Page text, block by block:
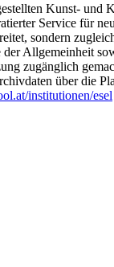
Kunst- und
Service für
sondern
der Allgemeinheit
zugänglich
über die
institutionen/esel